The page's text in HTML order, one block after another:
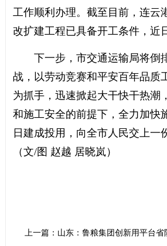
工作顺利办理。截至目前，连云
改扩建工程已具备开工条件，近
下一步，市交通运输局将倒
战，以劳动竞赛和平安百年品质
为抓手，迅速掀起大干快干热潮
和施工安全的前提下，全力加快
日建成投用，向全市人民交上一
（文/图 赵越 居晓岚）
上一篇：山东：鲁粮集团创新举措推
北省民事行政检察大数据智能化应用平台省